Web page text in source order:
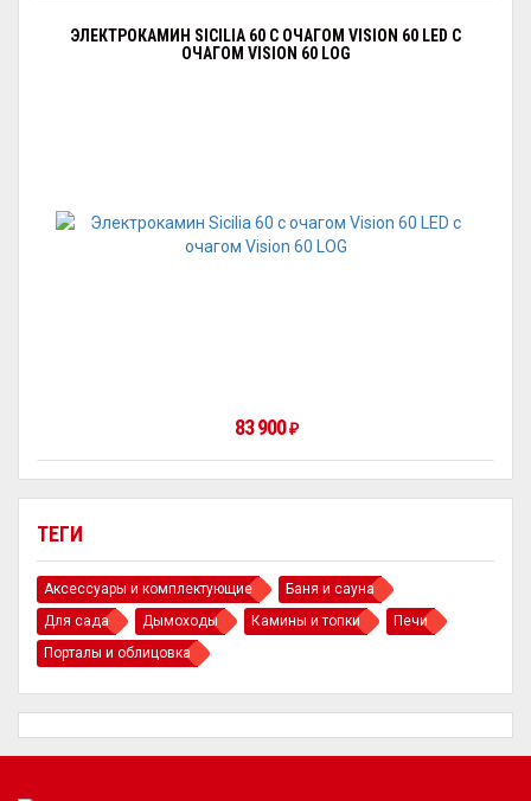
ТЕГИ
Аксессуары и комплектующие
Баня и сауна
Для сада
Дымоходы Камины и топки
Печи
Порталы и облицовка
ЭЛЕКТРОКАМИН SICILIA 60 С ОЧАГОМ VISION 60 LED С
ОЧАГОМ VISION 60 LOG
83 900₽